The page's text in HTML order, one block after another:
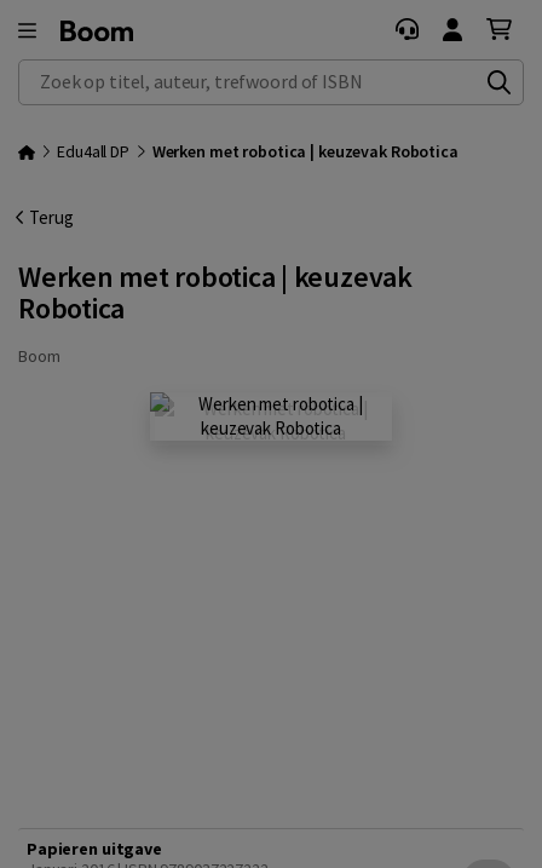
Zoek op titel, auteur, trefwoord of ISBN
Edu4all DP Werken met robotica | keuzevak Robotica
Terug
Werken met robotica | keuzevak
Robotica
Boom
Papieren uitgave